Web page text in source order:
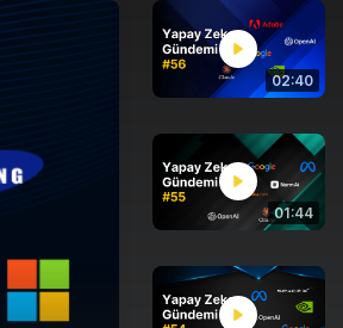
02:40
01:44